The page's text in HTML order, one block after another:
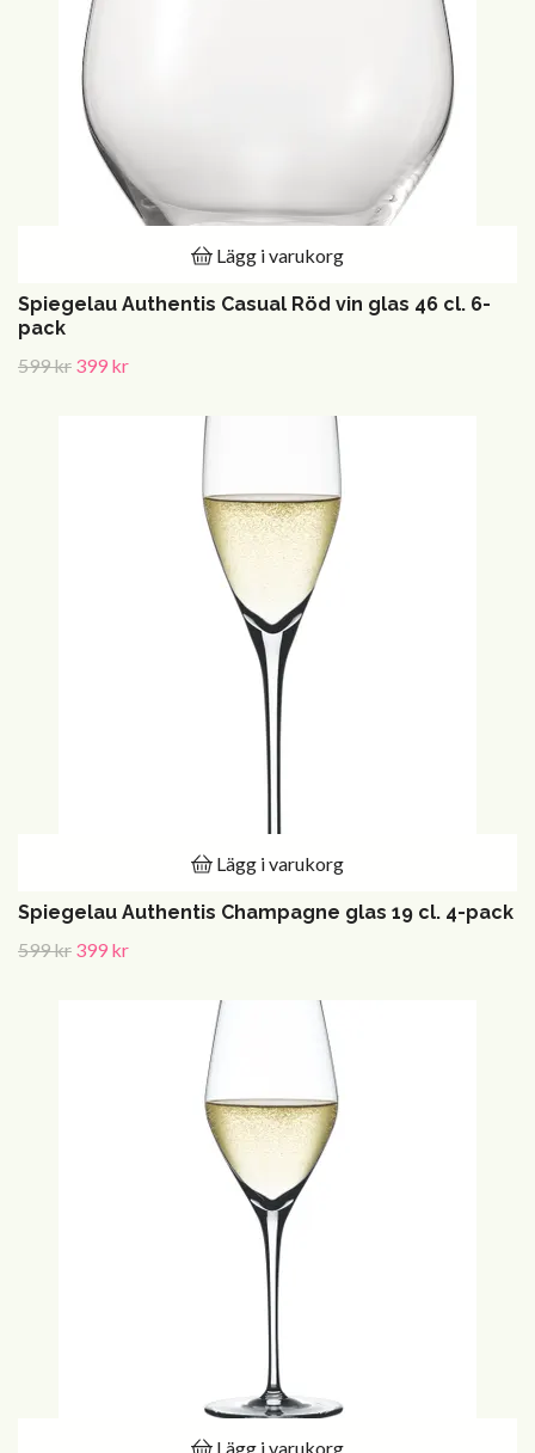
Lägg i varukorg
Spiegelau Authentis Casual Röd vin glas 46 cl. 6-
pack
599 kr 399 kr
Lägg i varukorg
Spiegelau Authentis Champagne glas 19 cl. 4-pack
599 kr 399 kr
Lägg i varukorg